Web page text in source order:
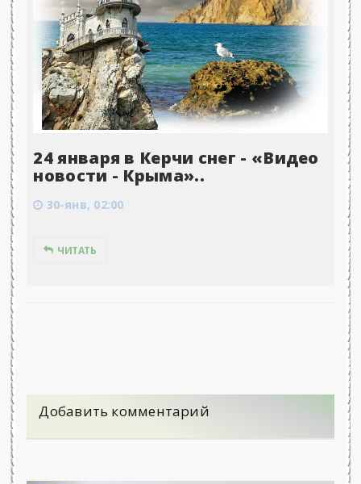
24 января в Керчи снег - «Видео
новости - Крыма»..
30-янв, 02:00
ЧИТАТЬ
Добавить комментарий